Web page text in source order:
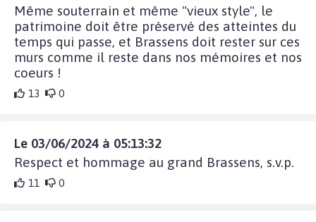
Même souterrain et même "vieux style", le
patrimoine doit être préservé des atteintes du
temps qui passe, et Brassens doit rester sur ces
murs comme il reste dans nos mémoires et nos
coeurs !
13 0
Le 03/06/2024 à 05:13:32
Respect et hommage au grand Brassens, s.v.p.
11 0